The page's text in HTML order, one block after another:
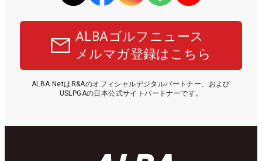
ALBAゴルフニュース
メルマガ登録はこちら
ALBA NetはR&Aのオフィシャルデジタルパートナー、および
USLPGAの日本公式サイトパートナーです。